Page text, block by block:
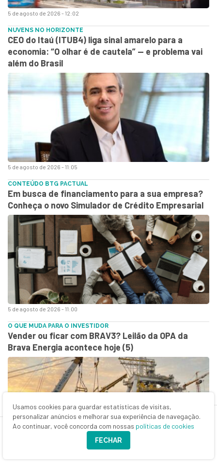
5 de agosto de 2026 - 12:02
5 de agosto de 2026 - 11:05
NUVENS NO HORIZONTE
CEO do Itaú (ITUB4) liga sinal amarelo para a
economia: “O olhar é de cautela” — e problema vai
além do Brasil
5 de agosto de 2026 - 11:00
CONTEÚDO BTG PACTUAL
Em busca de financiamento para a sua empresa?
Conheça o novo Simulador de Crédito Empresarial
O QUE MUDA PARA O INVESTIDOR
Vender ou ficar com BRAV3? Leilão da OPA da
Brava Energia acontece hoje (5)
Usamos cookies para guardar estatísticas de visitas,
personalizar anúncios e melhorar sua experiência de navegação.
Ao continuar, você concorda com nossas políticas de cookies
FECHAR